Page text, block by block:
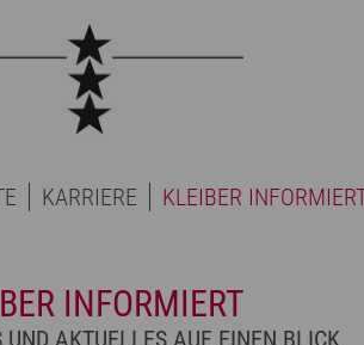
KARRIERE KLEIBER
INFORMIERT
UND AKTUELLES AUF EINEN BLICK